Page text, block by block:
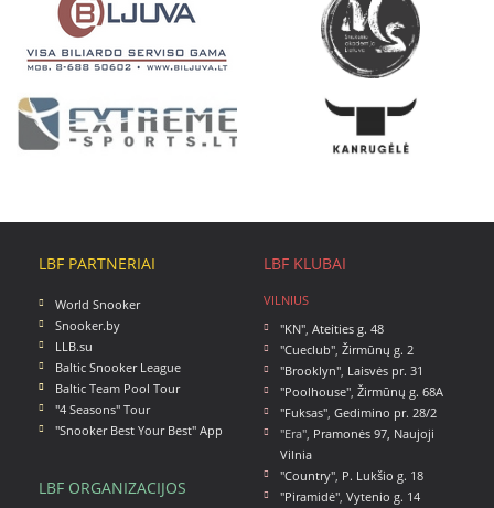
LBF PARTNERIAI
World Snooker
Snooker.by
LLB.su
Baltic Snooker League
Baltic Team Pool Tour
"4 Seasons" Tour
"Snooker Best Your Best" App
LBF ORGANIZACIJOS
LBF KLUBAI
VILNIUS
"KN" Ateities g. 48
"Cueclub" Žirmūnų g. 2
"Brooklyn" Laisvės pr. 31
"Poolhouse" Žirmūnų g. 68A
"Fuksas" Gedimino pr. 28/2
"Era", Pramonės 97, Naujoji
Vilnia
"Country" P. Lukšio g. 18
"Piramidė" Vytenio g. 14